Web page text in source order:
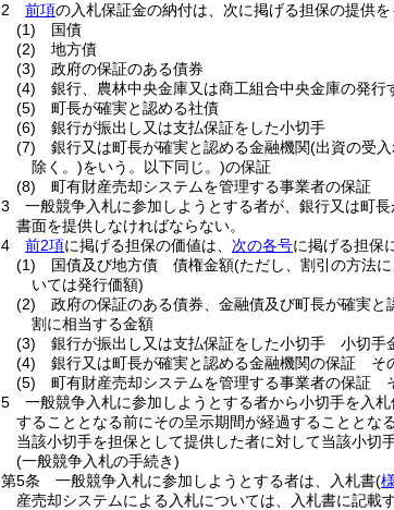
2
前項の入札保証金の納付は、次に掲げる担保の提供
(1)
国債
(2)
地方債
(3)
政府の保証のある債券
(4)
銀行、農林中央金庫又は商工組合中央金庫の発行
(5)
町長が確実と認める社債
(6)
銀行が振出し又は支払保証をした小切手
(7)
銀行又は町長が確実と認める金融機関(出資の受
除く。)をいう。以下同じ。)の保証
(8)
町有財産売却システムを管理する事業者の保証
3
一般競争入札に参加しようとする者が、銀行又は町
書面を提供しなければならない。
4
前2項に掲げる担保の価値は、 次の各号に掲げる担保
(1)
国債及び地方債 債権金額(ただし、割引の方法
いては発行価額)
(2)
政府の保証のある債券、金融債及び町長が確実
割に相当する金額
(3)
銀行が振出し又は支払保証をした小切手 小切手
(4)
銀行又は町長が確実と認める金融機関の保証 そ
(5)
町有財産売却システムを管理する事業者の保証
5
一般競争入札に参加しようとする者から小切手を入
することとなる前にその呈示期間が経過することとな
当該小切手を担保として提供した者に対して当該小切
(一般競争入札の手続き)
第5条
一般競争入札に参加しようとする者は、入札書(
産売却システムによる入札については、入札書に記載